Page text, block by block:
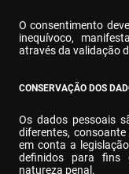
O consentimento
inequívoco,
através da validação
CONSERVAÇÃO DOS
Os dados pessoais
diferentes,
em conta a
definidos para fins
natureza penal.